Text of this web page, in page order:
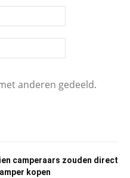
anderen gedeeld.
camperaars zouden direct
kopen